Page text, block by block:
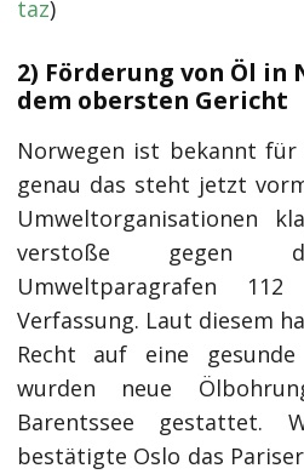
taz)
2) Förderung von Öl in
dem obersten Gericht
Norwegen ist bekannt
genau das steht jetzt
Umweltorganisationen
verstoße gegen
Umweltparagrafen
Verfassung. Laut diesem
Recht auf eine
wurden neue
Barentssee gestattet.
bestätigte Oslo das